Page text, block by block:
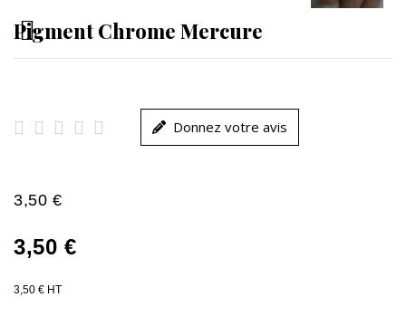
Pigment Chrome Mercure
     Donnez votre avis
3,50 €
3,50 €
3,50 € HT